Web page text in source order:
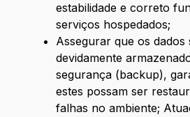
estabilidade e correto
serviços hospedados;
Assegurar que os dados
devidamente
segurança (backup),
estes possam ser
falhas no ambiente;